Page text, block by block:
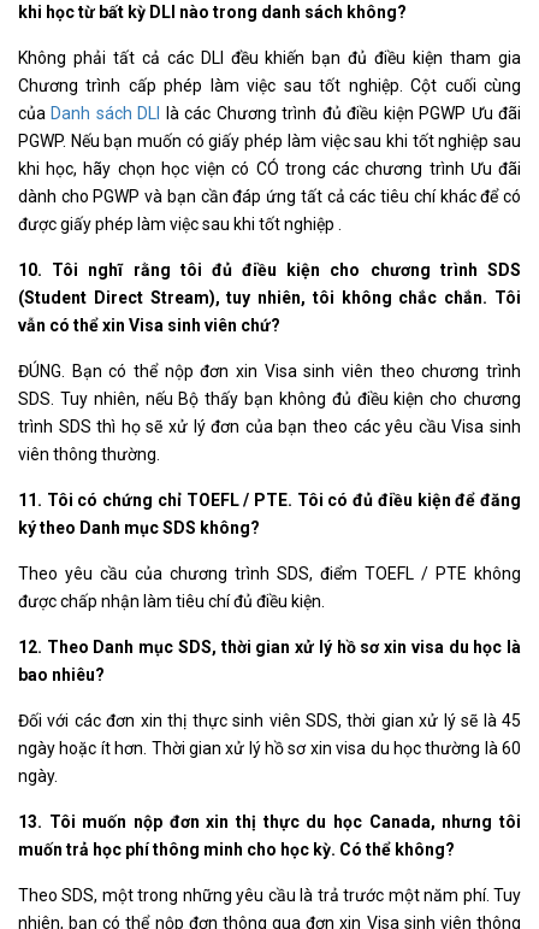
khi học từ bất kỳ DLI nào trong danh sách không?
Không phải tất cả các DLI đều khiến bạn đủ điều kiện tham gia
Chương trình cấp phép làm việc sau tốt nghiệp. Cột cuối cùng
của Danh sách DLI
là các Chương trình đủ điều kiện PGWP Ưu đãi
PGWP. Nếu bạn muốn có giấy phép làm việc sau khi tốt nghiệp sau
khi học, hãy chọn học viện có CÓ trong các chương trình Ưu đãi
dành cho PGWP và bạn cần đáp ứng tất cả các tiêu chí khác để có
được giấy phép làm việc sau khi tốt nghiệp .
10. Tôi nghĩ rằng tôi đủ điều kiện cho chương trình SDS
(Student Direct Stream), tuy nhiên, tôi không chắc chắn. Tôi
vẫn có thể xin Visa sinh viên chứ?
ĐÚNG. Bạn có thể nộp đơn xin Visa sinh viên theo chương trình
SDS. Tuy nhiên, nếu Bộ thấy bạn không đủ điều kiện cho chương
trình SDS thì họ sẽ xử lý đơn của bạn theo các yêu cầu Visa sinh
viên thông thường.
11. Tôi có chứng chỉ TOEFL / PTE. Tôi có đủ điều kiện để đăng
ký theo Danh mục SDS không?
Theo yêu cầu của chương trình SDS, điểm TOEFL / PTE không
được chấp nhận làm tiêu chí đủ điều kiện.
12. Theo Danh mục SDS, thời gian xử lý hồ sơ xin visa du học là
bao nhiêu?
Đối với các đơn xin thị thực sinh viên SDS, thời gian xử lý sẽ là 45
ngày hoặc ít hơn. Thời gian xử lý hồ sơ xin visa du học thường là 60
ngày.
13. Tôi muốn nộp đơn xin thị thực du học Canada, nhưng tôi
muốn trả học phí thông minh cho học kỳ. Có thể không?
Theo SDS, một trong những yêu cầu là trả trước một năm phí. Tuy
nhiên, bạn có thể nộp đơn thông qua đơn xin Visa sinh viên thông